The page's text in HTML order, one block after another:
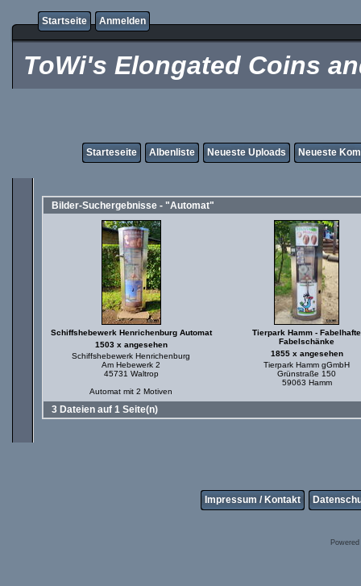
Startseite Anmelden
ToWi's Elongated Coins
Starteseite Albenliste Neueste Uploads Neueste
Bilder-Suchergebnisse - "Automat"
Schiffshebewerk Henrichenburg Automat
1503 x angesehen
Schiffshebewerk Henrichenburg
Am Hebewerk 2
45731 Waltrop
Automat mit 2 Motiven
Tierpark Hamm - Fabelhafte
Fabelschänke
1855 x angesehen
Tierpark Hamm gGmbH
Grünstraße 150
59063 Hamm
3 Dateien auf 1 Seite(n)
Impressum / Kontakt